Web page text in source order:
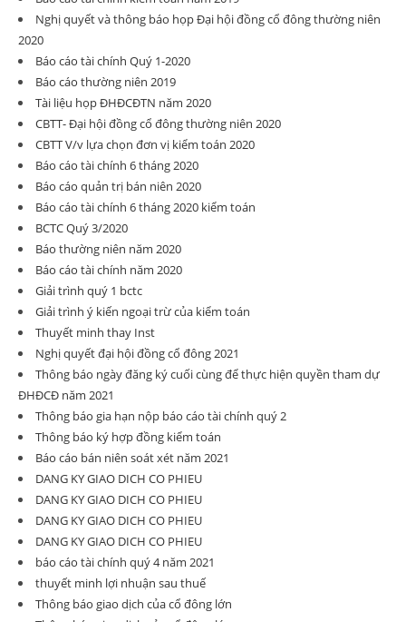
Nghị quyết và thông báo họp Đại hội đồng cổ đông thường niên
2020
Báo cáo tài chính Quý 1-2020
Báo cáo thường niên 2019
Tài liệu họp ĐHĐCĐTN năm 2020
CBTT- Đại hội đồng cổ đông thường niên 2020
CBTT V/v lựa chọn đơn vị kiểm toán 2020
Báo cáo tài chính 6 tháng 2020
Báo cáo quản trị bán niên 2020
Báo cáo tài chính 6 tháng 2020 kiểm toán
BCTC Quý 3/2020
Báo thường niên năm 2020
Báo cáo tài chính năm 2020
Giải trình quý 1 bctc
Giải trình ý kiến ngoại trừ của kiểm toán
Thuyết minh thay Inst
Nghị quyết đại hội đồng cổ đông 2021
Thông báo ngày đăng ký cuối cùng để thực hiện quyền tham dự
ĐHĐCĐ năm 2021
Thông báo gia hạn nộp báo cáo tài chính quý 2
Thông báo ký hợp đồng kiểm toán
Báo cáo bán niên soát xét năm 2021
DANG KY GIAO DICH CO PHIEU
DANG KY GIAO DICH CO PHIEU
DANG KY GIAO DICH CO PHIEU
DANG KY GIAO DICH CO PHIEU
báo cáo tài chính quý 4 năm 2021
thuyết minh lợi nhuận sau thuế
Thông báo giao dịch của cổ đông lớn